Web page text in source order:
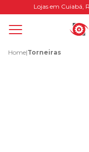
Lojas em Cuiabá,
Home|Torneiras